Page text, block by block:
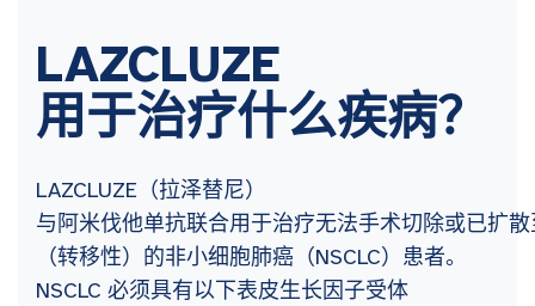
LAZCLUZE
用于治疗什么疾病？
LAZCLUZE（拉泽替尼）
与阿米伐他单抗联合用于治疗无法手术切除或已扩
（转移性）的非小细胞肺癌（NSCLC）患者。
NSCLC 必须具有以下表皮生长因子受体